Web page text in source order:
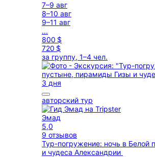
7–9 авг
8–10 авг
9–11 авг
...
800 $
720 $
за группу, 1–4 чел.
3 дня
авторский тур
Эмад
5,0
9 отзывов
Тур-погружение: ночь в Белой
и чудеса Александрии